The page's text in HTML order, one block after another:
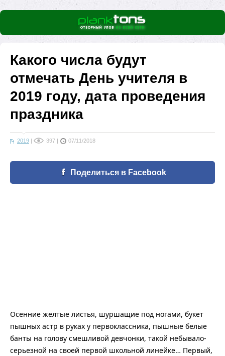
Какого числа будут
отмечать День учителя в
2019 году, дата проведения
праздника
2019 | 397 | 07/11/2018
Поделиться в Facebook
Осенние желтые листья, шуршащие под ногами, букет
пышных астр в руках у первоклассника, пышные белые
банты на голову смешливой девчонки, такой небывало-
серьезной на своей первой школьной линейке… Первый,